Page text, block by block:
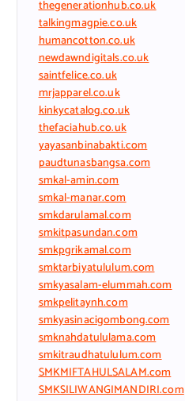
thegenerationhub.co.uk
talkingmagpie.co.uk
humancotton.co.uk
newdawndigitals.co.uk
saintfelice.co.uk
mrjapparel.co.uk
kinkycatalog.co.uk
thefaciahub.co.uk
yayasanbinabakti.com
paudtunasbangsa.com
smkal-amin.com
smkal-manar.com
smkdarulamal.com
smkitpasundan.com
smkpgrikamal.com
smktarbiyatululum.com
smkyasalam-elummah.com
smkpelitaynh.com
smkyasinacigombong.com
smknahdatululama.com
smkitraudhatululum.com
SMKMIFTAHULSALAM.com
SMKSILIWANGIMANDIRI.com